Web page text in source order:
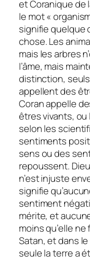
et Coranique de
le mot «
signifie quelque
chose. Les
mais les arbres
l’âme, mais
distinction,
appellent des
Coran appelle
êtres vivants,
selon les
sentiments
sens ou des
repoussent.
n’est injuste
signifie
sentiment
mérite, et
moins qu’elle
Satan, et dans
seule la terre a